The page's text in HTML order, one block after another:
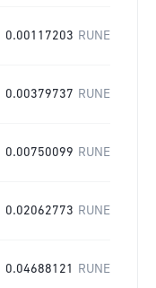
0.00117203 RUNE
0.00379737 RUNE
0.00750099 RUNE
0.02062773 RUNE
0.04688121 RUNE